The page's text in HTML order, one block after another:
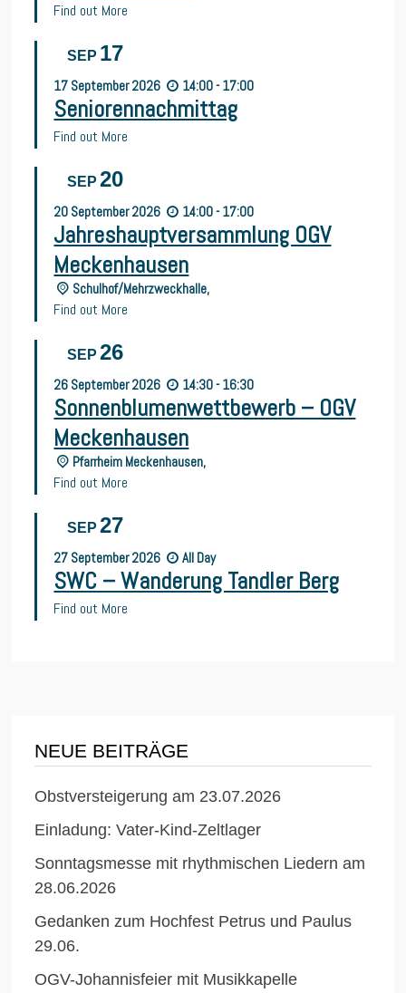
Find out More
SEP 17
17 September2026 14:00 - 17:00
Seniorennachmittag
Find out More
SEP 20
20 September2026 14:00 - 17:00
Jahreshauptversammlung OGV
Meckenhausen
Schulhof/Mehrzweckhalle,
Find out More
SEP 26
26 September2026 14:30 - 16:30
Sonnenblumenwettbewerb – OGV
Meckenhausen
Pfarrheim Meckenhausen,
Find out More
SEP 27
27 September2026 All Day
SWC – Wanderung Tandler Berg
Find out More
NEUE BEITRÄGE
Obstversteigerung am 23.07.2026
Einladung: Vater-Kind-Zeltlager
Sonntagsmesse mit rhythmischen Liedern am
28.06.2026
Gedanken zum Hochfest Petrus und Paulus
29.06.
OGV-Johannisfeier mit Musikkapelle